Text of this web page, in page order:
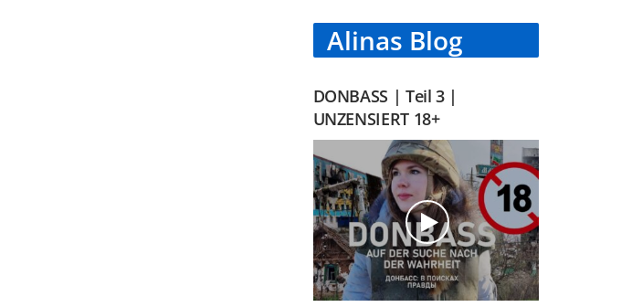
Alinas Blog
DONBASS | Teil 3 |
UNZENSIERT 18+